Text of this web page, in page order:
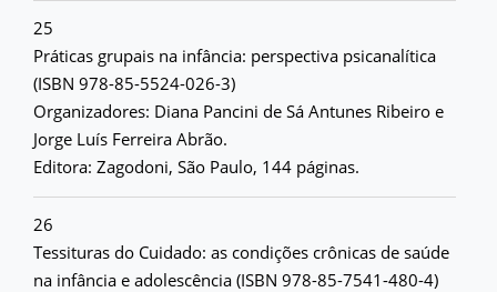
25
Práticas grupais na infância: perspectiva psicanalítica
(ISBN 978-85-5524-026-3)
Organizadores: Diana Pancini de Sá Antunes Ribeiro e
Jorge Luís Ferreira Abrão.
Editora: Zagodoni, São Paulo, 144 páginas.
26
Tessituras do Cuidado: as condições crônicas de saúde
na infância e adolescência (ISBN 978-85-7541-480-4)